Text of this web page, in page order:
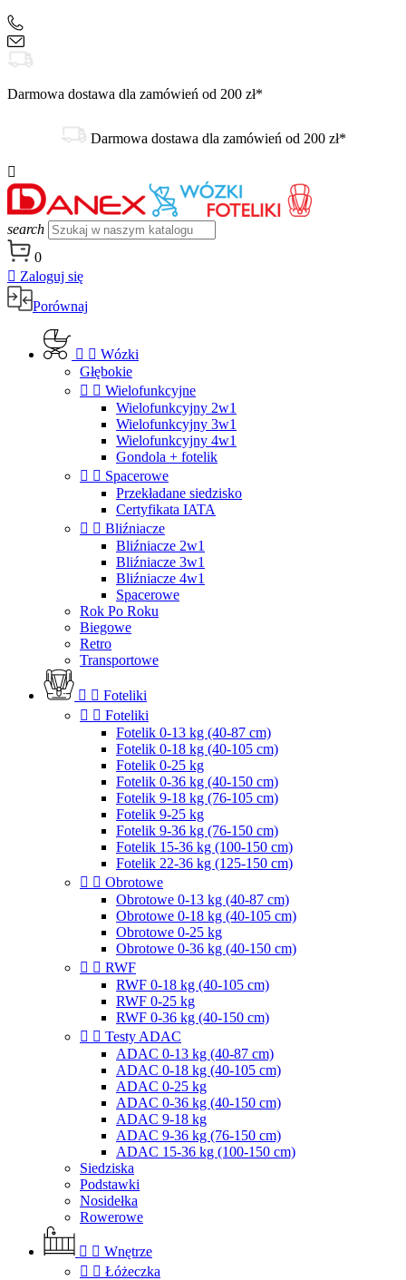
Darmowa dostawa dla zamówień od 200 zł*
Darmowa dostawa dla zamówień od 200 zł*

search
0
 Zaloguj się
Porównaj
  Wózki
Głębokie
  Wielofunkcyjne
Wielofunkcyjny 2w1
Wielofunkcyjny 3w1
Wielofunkcyjny 4w1
Gondola + fotelik
  Spacerowe
Przekładane siedzisko
Certyfikata IATA
  Bliźniacze
Bliźniacze 2w1
Bliźniacze 3w1
Bliźniacze 4w1
Spacerowe
Rok Po Roku
Biegowe
Retro
Transportowe
  Foteliki
  Foteliki
Fotelik 0-13 kg (40-87 cm)
Fotelik 0-18 kg (40-105 cm)
Fotelik 0-25 kg
Fotelik 0-36 kg (40-150 cm)
Fotelik 9-18 kg (76-105 cm)
Fotelik 9-25 kg
Fotelik 9-36 kg (76-150 cm)
Fotelik 15-36 kg (100-150 cm)
Fotelik 22-36 kg (125-150 cm)
  Obrotowe
Obrotowe 0-13 kg (40-87 cm)
Obrotowe 0-18 kg (40-105 cm)
Obrotowe 0-25 kg
Obrotowe 0-36 kg (40-150 cm)
  RWF
RWF 0-18 kg (40-105 cm)
RWF 0-25 kg
RWF 0-36 kg (40-150 cm)
  Testy ADAC
ADAC 0-13 kg (40-87 cm)
ADAC 0-18 kg (40-105 cm)
ADAC 0-25 kg
ADAC 0-36 kg (40-150 cm)
ADAC 9-18 kg
ADAC 9-36 kg (76-150 cm)
ADAC 15-36 kg (100-150 cm)
Siedziska
Podstawki
Nosidełka
Rowerowe
  Wnętrze
  Łóżeczka